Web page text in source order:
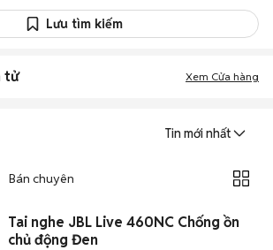
Lưu tìm kiếm
tử Xem Cửa hàng
Tin mới nhất
Bán chuyên
Tai nghe JBL Live 460NC Chống ồn
chủ động Đen